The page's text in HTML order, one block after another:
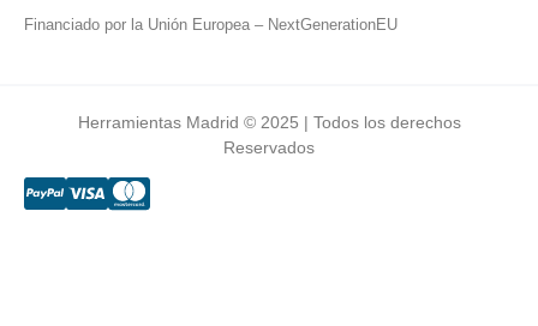
Financiado por la Unión Europea – NextGenerationEU
Herramientas Madrid © 2025 | Todos los derechos
Reservados